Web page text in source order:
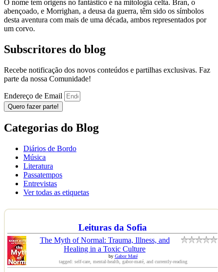
O nome tem origens no fantástico e na mitologia celta. Bran, o
abençoado, e Morrighan, a deusa da guerra, têm sido os símbolos
desta aventura com mais de uma década, ambos representados por
um corvo.
Subscritores do blog
Recebe notificação dos novos conteúdos e partilhas exclusivas. Faz
parte da nossa Comunidade!
Endereço de Email
Quero fazer parte!
Categorias do Blog
Diários de Bordo
Música
Literatura
Passatempos
Entrevistas
Ver todas as etiquetas
Leituras da Sofia
The Myth of Normal: Trauma, Illness, and
Healing in a Toxic Culture
by Gabor Maté
tagged: self-care, mental-health, gabor-maté, and currently-reading